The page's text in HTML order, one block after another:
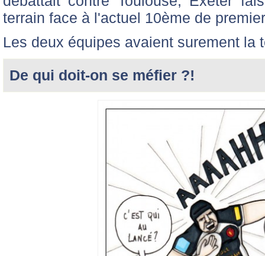
terrain face à l'actuel 10ème de
Les deux équipes avaient surement la
De qui doit-on se méfier ?!